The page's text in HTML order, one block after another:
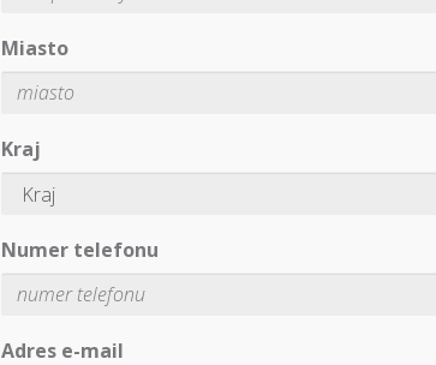
Miasto
Kraj
Numer telefonu
Adres e-mail